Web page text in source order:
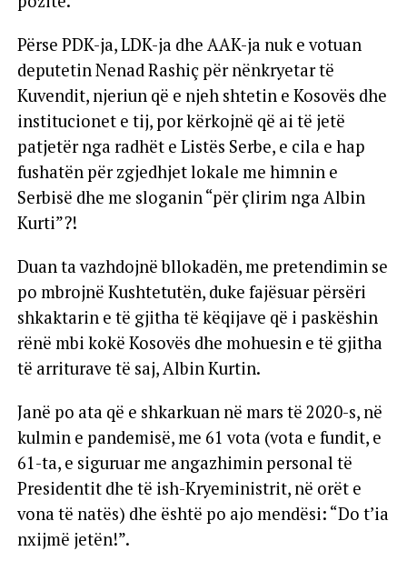
Përse PDK-ja, LDK-ja dhe AAK-ja nuk e votuan
deputetin Nenad Rashiç për nënkryetar të
Kuvendit, njeriun që e njeh shtetin e Kosovës dhe
institucionet e tij, por kërkojnë që ai të jetë
patjetër nga radhët e Listës Serbe, e cila e hap
fushatën për zgjedhjet lokale me himnin e
Serbisë dhe me sloganin “për çlirim nga Albin
Kurti”?!
Duan ta vazhdojnë bllokadën, me pretendimin se
po mbrojnë Kushtetutën, duke fajësuar përsëri
shkaktarin e të gjitha të këqijave që i paskëshin
rënë mbi kokë Kosovës dhe mohuesin e të gjitha
të arriturave të saj, Albin Kurtin.
Janë po ata që e shkarkuan në mars të 2020-s, në
kulmin e pandemisë, me 61 vota (vota e fundit, e
61-ta, e siguruar me angazhimin personal të
Presidentit dhe të ish-Kryeministrit, në orët e
vona të natës) dhe është po ajo mendësi: “Do t’ia
nxijmë jetën!”.